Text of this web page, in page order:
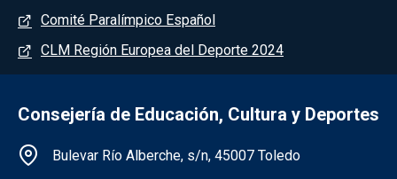
Comité Paralímpico Español
CLM Región Europea del Deporte 2024
Consejería de Educación, Cultura y Deportes
Información de la institución
Bulevar Río Alberche, s/n, 45007 Toledo